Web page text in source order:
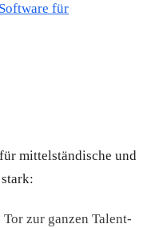
Software für
mittelständische und
Tor zur ganzen Talent-